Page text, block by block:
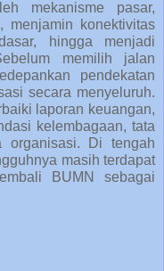
mekanisme pasar,
menjamin konektivitas
hingga menjadi
memilih jalan
pendekatan
secara menyeluruh.
laporan keuangan,
kelembagaan, tata
organisasi. Di tengah
masih terdapat
BUMN sebagai